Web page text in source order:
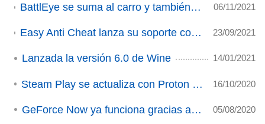
BattlEye se suma al carro y también dará soporte a Wine/Proton (ACTUALIZADO) 06/11/2021
Easy Anti Cheat lanza su soporte completo para Linux, incluyendo Wine y Proton 23/09/2021
Lanzada la versión 6.0 de Wine 14/01/2021
Steam Play se actualiza con Proton 5.13-6. 16/10/2020
GeForce Now ya funciona gracias a Lutris 05/08/2020